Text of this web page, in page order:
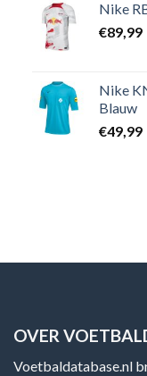
Nike
€89,99
Nike
Blauw
€49,99
OVER
Voetbaldatabase.nl